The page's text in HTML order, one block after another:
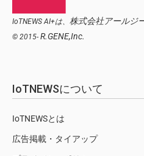
IoTNEWS AI+は、 株式会社アールジ
© 2015- R.GENE,Inc.
IoTNEWSについて
IoTNEWSとは
広告掲載・タイアップ